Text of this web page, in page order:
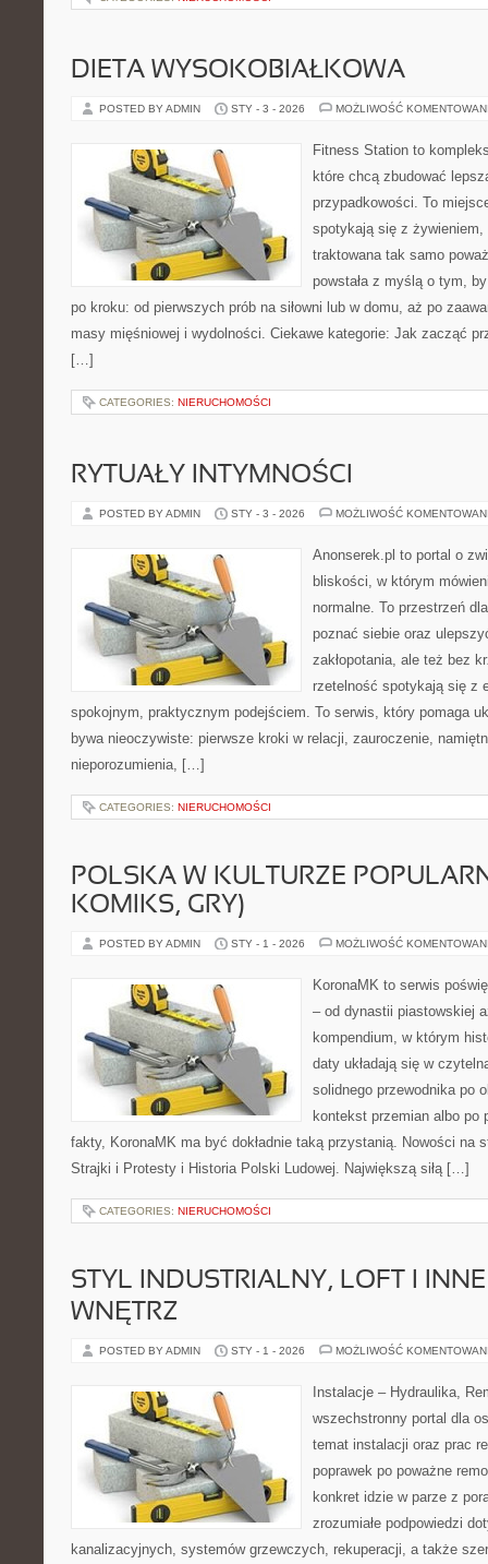
DIETA WYSOKOBIAŁKOWA
POSTED BY ADMIN STY - 3 - 2026 MOŻLIWOŚĆ
Fitness Station to
które chcą zbudować
przypadkowości. To
spotykają się z żywieniem,
traktowana tak samo
powstała z myślą o tym,
po kroku: od pierwszych prób na siłowni lub w domu, aż po
masy mięśniowej i wydolności. Ciekawe kategorie: Jak zacząć
[…]
CATEGORIES: NIERUCHOMOŚCI
RYTUAŁY INTYMNOŚCI
POSTED BY ADMIN STY - 3 - 2026 MOŻLIWOŚĆ
Anonserek.pl to portal o
bliskości, w którym
normalne. To przestrzeń
poznać siebie oraz
zakłopotania, ale też bez
rzetelność spotykają się z
spokojnym, praktycznym podejściem. To serwis, który pomaga
bywa nieoczywiste: pierwsze kroki w relacji, zauroczenie,
nieporozumienia, […]
CATEGORIES: NIERUCHOMOŚCI
POLSKA W KULTURZE
KOMIKS, GRY)
POSTED BY ADMIN STY - 1 - 2026 MOŻLIWOŚĆ
KoronaMK to serwis
– od dynastii piastowskiej
kompendium, w którym
daty układają się w
solidnego przewodnika po
kontekst przemian albo po
fakty, KoronaMK ma być dokładnie taką przystanią. Nowości na
Strajki i Protesty i Historia Polski Ludowej. Największą siłą […]
CATEGORIES: NIERUCHOMOŚCI
STYL INDUSTRIALNY, LOFT I
WNĘTRZ
POSTED BY ADMIN STY - 1 - 2026 MOŻLIWOŚĆ
Instalacje – Hydraulika,
wszechstronny portal dla
temat instalacji oraz prac
poprawek po poważne
konkret idzie w parze z
zrozumiałe podpowiedzi
kanalizacyjnych, systemów grzewczych, rekuperacji, a także